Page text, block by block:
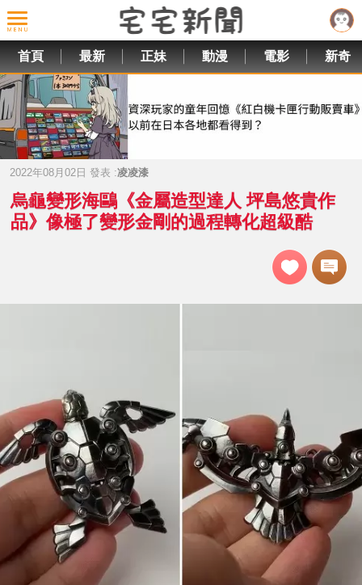
首頁 最新 正妹 動漫 電影 新奇
2022年08月02日 發表 :凌凌漆
烏龜變形海鷗《金屬造型達人 坪島悠貴作
品》像極了變形金剛的過程轉化超級酷